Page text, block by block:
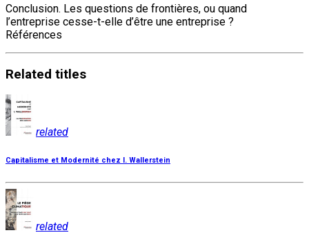
Conclusion. Les questions de frontières, ou quand
l’entreprise cesse-t-elle d’être une entreprise ?
Références
Related titles
related
Capitalisme et Modernité chez I. Wallerstein
related